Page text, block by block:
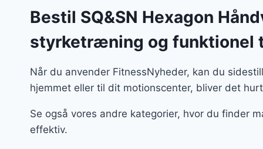
Bestil SQ&SN Hexagon
styrketræning og funktionel
Når du anvender FitnessNyheder, kan du
hjemmet eller til dit motionscenter, bliver det
Se også vores andre kategorier, hvor du finder
effektiv.